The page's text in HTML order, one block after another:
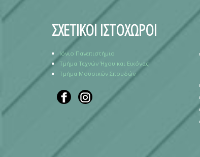
ΣΧΕΤΙΚΟΙ ΙΣΤΟΧΩΡΟΙ
Ιόνιο Πανεπιστήμιο
Τμήμα Τεχνών Ήχου και Εικόνας
Τμήμα Μουσικών Σπουδών